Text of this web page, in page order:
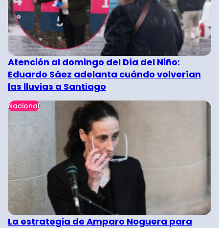
Atención al domingo del Día del Niño:
Eduardo Sáez adelanta cuándo volverían
las lluvias a Santiago
Nacional
La estrategia de Amparo Noguera para